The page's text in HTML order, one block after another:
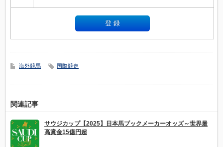
海外競馬 国際競走
関連記事
サウジカップ【2025】日本馬ブックメーカーオッズ～世界最
高賞金15億円超